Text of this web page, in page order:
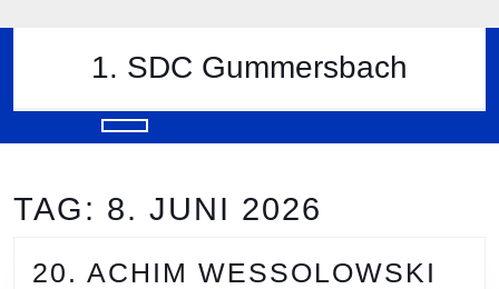
to
1. SDC Gummersbach
Button
TAG: 8. JUNI 2026
20. ACHIM WESSOLOWSKI